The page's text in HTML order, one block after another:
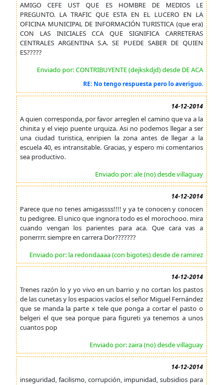
AMIGO CEFE UST QUE ES HOMBRE DE MEDIOS LE
PREGUNTO. LA TRAFIC QUE ESTA EN EL LUCERO EN LA
OFICINA MUNICIPAL DE INFORMACIÓN TURISTICA (que era)
CON LAS INICIALES CCA QUE SIGNIFICA CARRETERAS
CENTRALES ARGENTINA S.A. SE PUEDE SABER DE QUIEN
ES?????
Enviado por: CONTRIBUYENTE (dejkskdjd) desde DE ACA
RE: No tengo respuesta pero lo averiguo.
14-12-2014
A quien corresponda, por favor arreglen el camino que va a la
chinita y el viejo puente urquiza. Asi no podemos llegar a ser
una ciudad turistica, enripien la zona antes de llegar a la
escuela 40, es intransitable. Gracias, y espero mi comentarios
sea productivo.
Enviado por: ale (no) desde villaguay
14-12-2014
Parece que no tenes amigassss!!!! y ya te conocen y conocen
tu pedigree. El unico que ingnora todo es el morochooo. mira
cuando vengan los parientes para aca. Que cara vas a
ponerrrr. siempre en carrera Dor???????
Enviado por: la redondaaaa (con bigotes) desde de ramirez
14-12-2014
Trenes razón lo y yo vivo en un barrio y no cortan los pastos
de las cunetas y los espacios vacíos el señor Miguel Fernández
que se manda la parte x tele que ponga a cortar el pasto o
belgeri el que sea porque para figureti ya tenemos a unos
cuantos pop
Enviado por: zaira (no) desde villaguay
14-12-2014
inseguridad, facilismo, corrupción, impunidad, subsidios para